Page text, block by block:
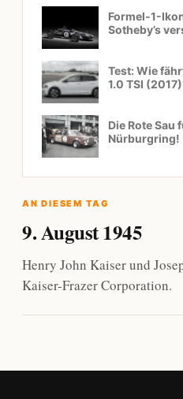
Formel-1-
Sotheby’s
Test: Wie
1.0 TSI
Die Rote Sau
Nürburgring!
AN DIESEM TAG
9. August 1945
Henry John Kaiser und
Kaiser-Frazer Corporation.